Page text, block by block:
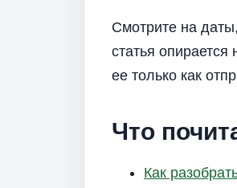
Смотрите на
статья
ее только как
Что
Как